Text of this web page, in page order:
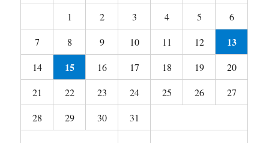
1 2 3 4 5
6
7
8 9 10 11 12 13
14 15 16 17 18 19
20
21
22 23 24 25 26
27
28
29 30 31